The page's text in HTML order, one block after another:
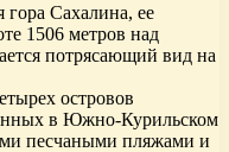
Сахалина, ее
1506 метров над
потрясающий вид на
островов
в Южно-Курильском
песчаными пляжами и